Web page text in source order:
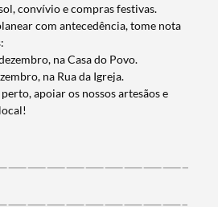
convívio e compras festivas.
com antecedência, tome nota
na Casa do Povo.
na Rua da Igreja.
apoiar os nossos artesãos e